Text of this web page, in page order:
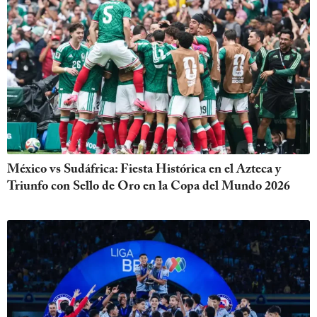
México vs Sudáfrica: Fiesta Histórica en el Azteca y
Triunfo con Sello de Oro en la Copa del Mundo 2026